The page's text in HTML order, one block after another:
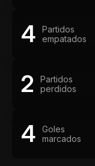
4
Partidos
empatados
2
Partidos
perdidos
4
Goles
marcados